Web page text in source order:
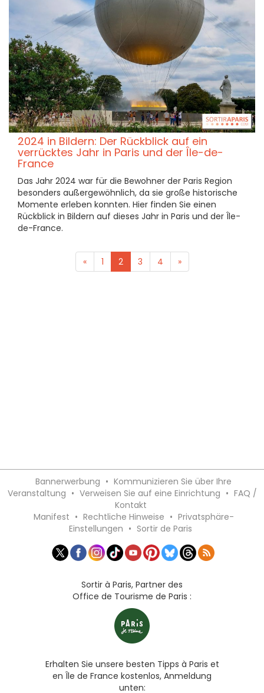
2024 in Bildern: Der Rückblick auf ein
verrücktes Jahr in Paris und der Île-de-
France
Das Jahr 2024 war für die Bewohner der Paris Region
besonders außergewöhnlich, da sie große historische
Momente erleben konnten. Hier finden Sie einen
Rückblick in Bildern auf dieses Jahr in Paris und der Île-
de-France.
« 1 2 3 4 »
Bannerwerbung • Kommunizieren Sie über Ihre
Veranstaltung • Verweisen Sie auf eine Einrichtung • FAQ /
Kontakt
Manifest • Rechtliche Hinweise • Privatsphäre-
Einstellungen • Sortir de Paris
Sortir à Paris, Partner des
Office de Tourisme de Paris :
Erhalten Sie unsere besten Tipps à Paris et
en Île de France kostenlos, Anmeldung
unten: